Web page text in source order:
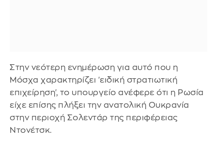
Στην νεότερη ενημέρωση για αυτό που η
Μόσχα χαρακτηρίζει 'ειδική στρατιωτική
επιχείρηση', το υπουργείο ανέφερε ότι η Ρωσία
είχε επίσης πλήξει την ανατολική Ουκρανία
στην περιοχή Σολεντάρ της περιφέρειας
Ντονέτσκ.